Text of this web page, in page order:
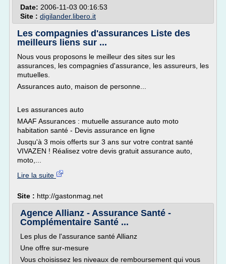
Date: 2006-11-03 00:16:53
Site : digilander.libero.it
Les compagnies d'assurances Liste des
meilleurs liens sur ...
Nous vous proposons le meilleur des sites sur les
assurances, les compagnies d'assurance, les assureurs, les
mutuelles.
Assurances auto, maison de personne...
Les assurances auto
MAAF Assurances : mutuelle assurance auto moto
habitation santé - Devis assurance en ligne
Jusqu'à 3 mois offerts sur 3 ans sur votre contrat santé
VIVAZEN ! Réalisez votre devis gratuit assurance auto,
moto,...
Lire la suite
Site : http://gastonmag.net
Agence Allianz - Assurance Santé -
Complémentaire Santé ...
Les plus de l'assurance santé Allianz
Une offre sur-mesure
Vous choisissez les niveaux de remboursement qui vous